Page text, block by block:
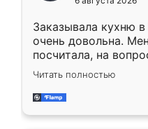
мебели буду
Заказывала кухню в
очень довольна.
посчитала, на
Замерщик приехал
делу со всей
за день, ребята
Читать полностью